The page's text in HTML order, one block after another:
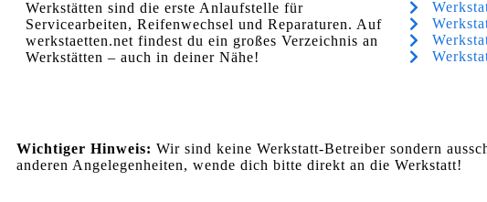
Werkstätten sind die erste Anlaufstelle für
Servicearbeiten, Reifenwechsel und Reparaturen. Auf
werkstaetten.net findest du ein großes Verzeichnis an
Werkstätten – auch in deiner Nähe!
Wichtiger Hinweis: Wir sind keine Werkstatt-Betreiber sondern
anderen Angelegenheiten, wende dich bitte direkt an die Werkstatt!